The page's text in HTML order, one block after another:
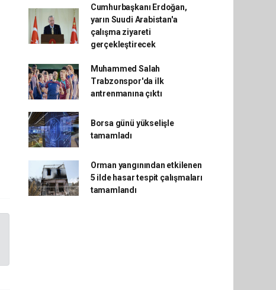
Cumhurbaşkanı Erdoğan,
yarın Suudi Arabistan'a
çalışma ziyareti
gerçekleştirecek
Muhammed Salah
Trabzonspor'da ilk
antrenmanına çıktı
Borsa günü yükselişle
tamamladı
Orman yangınından etkilenen
5 ilde hasar tespit çalışmaları
tamamlandı